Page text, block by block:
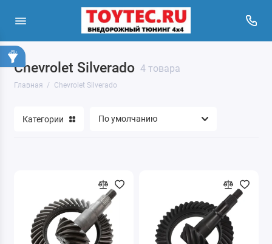
Chevrolet Silverado 4 товара
Главная Chevrolet Silverado
Категории